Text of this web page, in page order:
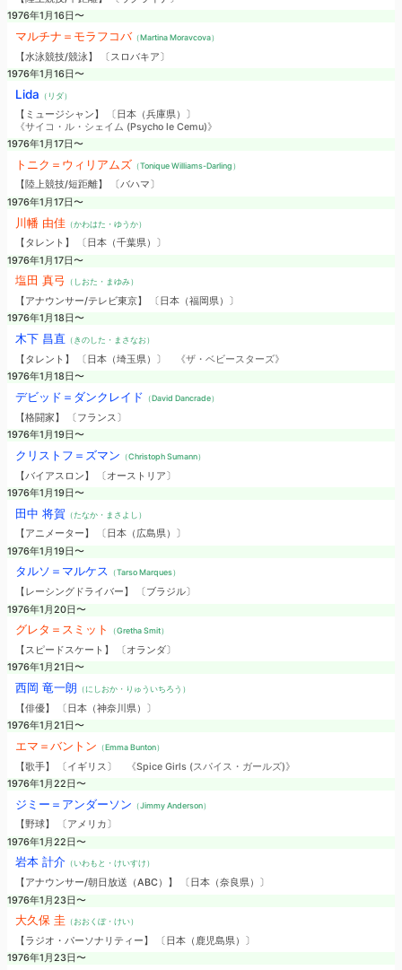
1976年1月16日〜
マルチナ＝モラフコバ（Martina Moravcova）
【水泳競技/競泳】 〔スロバキア〕
1976年1月16日〜
Lida （リダ）
【ミュージシャン】 〔日本（兵庫県）〕
《サイコ・ル・シェイム (Psycho le Cemu)》
1976年1月17日〜
トニク＝ウィリアムズ （Tonique Williams-Darling）
【陸上競技/短距離】 〔バハマ〕
1976年1月17日〜
川幡 由佳（かわはた・ゆうか）
【タレント】 〔日本（千葉県）〕
1976年1月17日〜
塩田 真弓 （しおた・まゆみ）
【アナウンサー/テレビ東京】 〔日本（福岡県）〕
1976年1月18日〜
木下 昌直 （きのした・まさなお）
【タレント】 〔日本（埼玉県）〕
《ザ・ベビースターズ》
1976年1月18日〜
デビッド＝ダンクレイド （David Dancrade）
【格闘家】 〔フランス〕
1976年1月19日〜
クリストフ＝ズマン （Christoph Sumann）
【バイアスロン】 〔オーストリア〕
1976年1月19日〜
田中 将賀（たなか・まさよし）
【アニメーター】 〔日本（広島県）〕
1976年1月19日〜
タルソ＝マルケス （Tarso Marques）
【レーシングドライバー】 〔ブラジル〕
1976年1月20日〜
グレタ＝スミット （Gretha Smit）
【スピードスケート】 〔オランダ〕
1976年1月21日〜
西岡 竜一朗 （にしおか・りゅういちろう）
【俳優】 〔日本（神奈川県）〕
1976年1月21日〜
エマ＝バントン （Emma Bunton）
【歌手】 〔イギリス〕
《Spice Girls (スパイス・ガールズ)》
1976年1月22日〜
ジミー＝アンダーソン （Jimmy Anderson）
【野球】 〔アメリカ〕
1976年1月22日〜
岩本 計介（いわもと・けいすけ）
【アナウンサー/朝日放送（ABC）】 〔日本（奈良県）〕
1976年1月23日〜
大久保 圭（おおくぼ・けい）
【ラジオ・パーソナリティー】 〔日本（鹿児島県）〕
1976年1月23日〜